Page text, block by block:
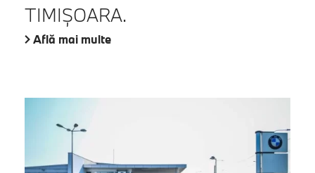
TIMIŞOARA.
Află mai multe